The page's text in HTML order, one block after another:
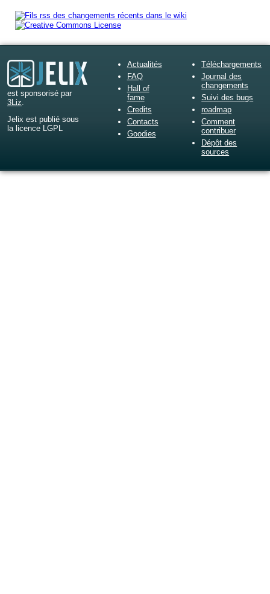
est sponsorisé par
3Liz.
Jelix est publié sous
la licence LGPL
Actualités
FAQ
Hall of
fame
Credits
Contacts
Goodies
Téléchargements
Journal des
changements
Suivi des bugs
roadmap
Comment
contribuer
Dépôt des
sources